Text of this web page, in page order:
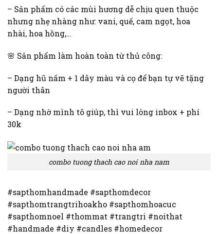
– Sản phẩm có các mùi hương dễ chịu quen thuộc
nhưng nhẹ nhàng như: vani, quế, cam ngọt, hoa
nhài, hoa hồng,…
🌸 Sản phẩm làm hoàn toàn từ thủ công:
– Dạng hũ nấm + 1 dây màu và cọ để bạn tự vẽ tặng
người thân
– Dạng nhờ mình tô giúp, thì vui lòng inbox + phí
30k
combo tuong thach cao noi nha nam
#sapthomhandmade #sapthomdecor
#sapthomtrangtrihoakho #sapthomhoacuc
#sapthomnoel #thommat #trangtri #noithat
#handmade #diy #candles #homedecor